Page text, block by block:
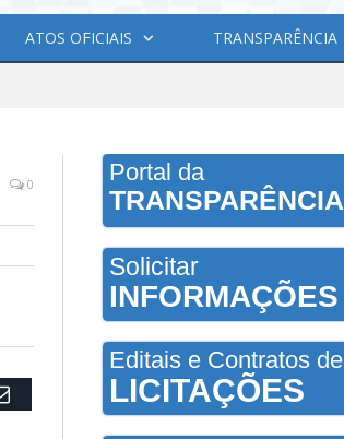
ATOS OFICIAIS TRANSPARÊNCIA
0
Email
Portal da
TRANSPARÊNCIA
Solicitar
INFORMAÇÕES
Editais e Contratos de
LICITAÇÕES